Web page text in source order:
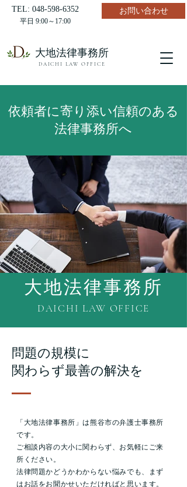
TEL: 048-598-6352
平日 9:00～17:00
お問い合わせ
DAICHI LAW OFFICE
​大地法律事務所
依頼者に寄り添い信頼のある
法律事務所へ
​大地法律事務所
DAICHI LAW OFFICE
問題の規模に
関わらず最善の解決を
​「大地法律事務所」は熊谷市の弁護士事務所
です。
ご相談内容の大小に関わらず、お気軽にご来
所ください。
法律問題かどうかわからない悩みでも、まず
はお話をお聞かせいただければと思います。